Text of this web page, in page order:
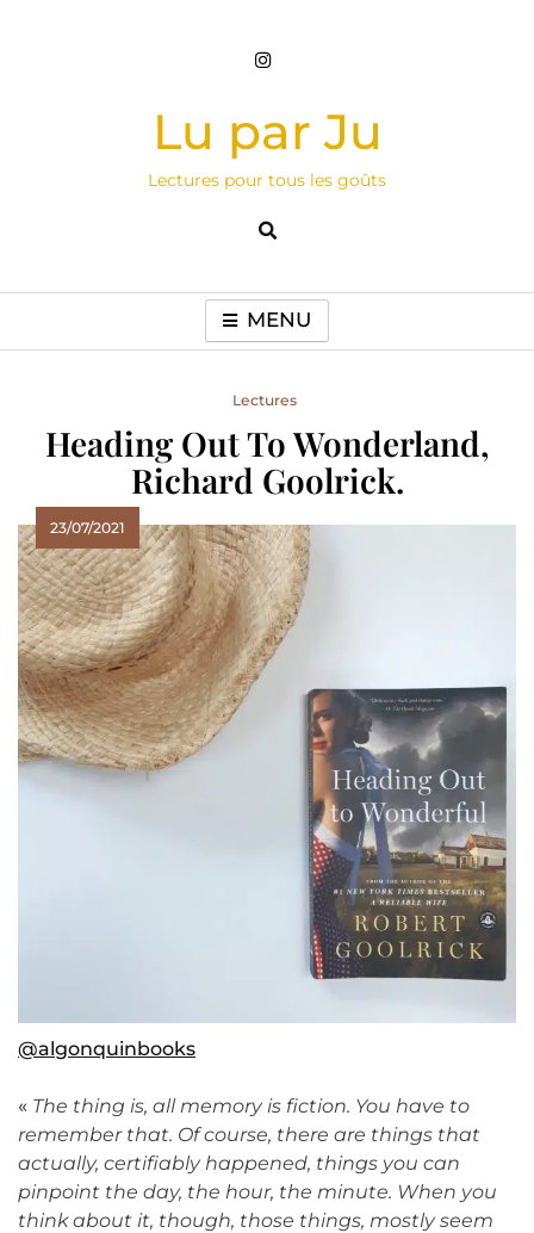
Lu par Ju
Lectures pour tous les goûts
MENU
Lectures
Heading Out To Wonderland,
Richard Goolrick.
23/07/2021
@algonquinbooks
« The thing is, all memory is fiction. You have to
remember that. Of course, there are things that
actually, certifiably happened, things you can
pinpoint the day, the hour, the minute. When you
think about it, though, those things, mostly seem